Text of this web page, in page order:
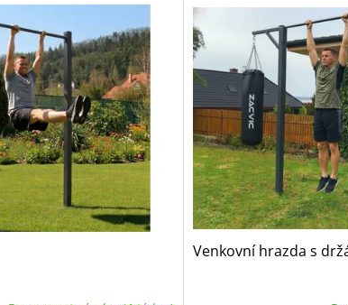
Venkovní hrazda s